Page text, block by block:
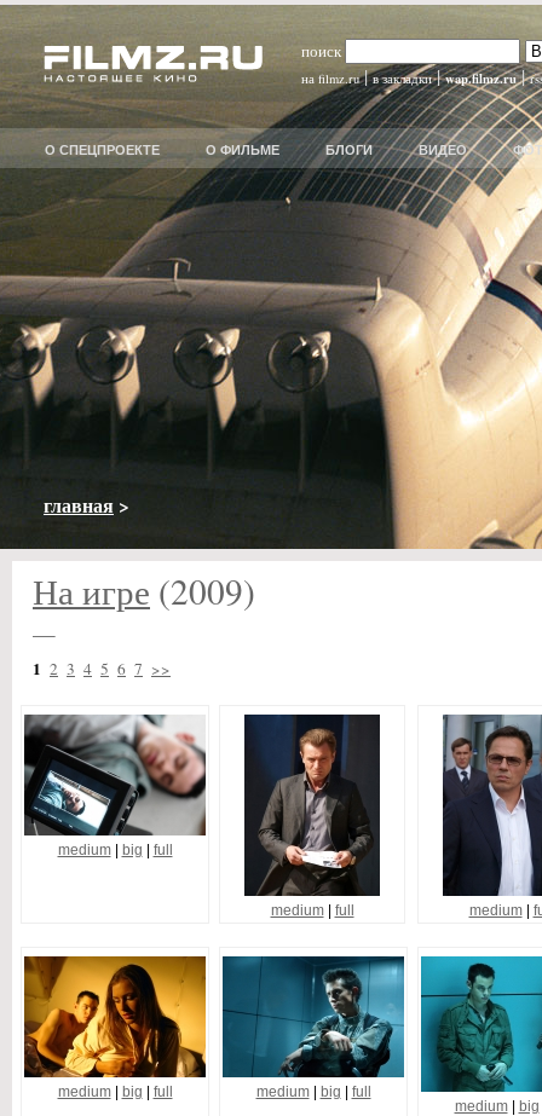
поиск
на filmz.ru|в закладки|wap.filmz.ru|
О СПЕЦПРОЕКТЕ О ФИЛЬМЕ БЛОГИ ВИДЕО
главная >
На игре (2009)
—
1 2 3 4 5 6 7 >>
medium| big full
medium| full medium|
medium| big full medium| big
full
medium| big